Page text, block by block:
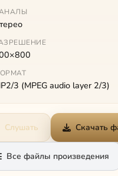
3 (MPEG audio layer 2/3)
Слушать Скачать
Все файлы произведения